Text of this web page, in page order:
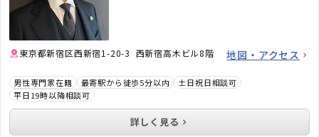
東京都新宿区西新宿1-20-3 西新宿高木ビル8階 地図・アクセス
男性専門家在籍 最寄駅から徒歩5分以内
土日祝日相談可
平日19時以降相談可
詳しく見る